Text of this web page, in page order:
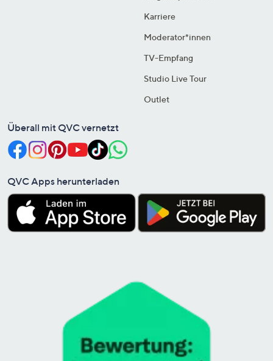
Karriere
Moderator*innen
TV-Empfang
Studio Live Tour
Outlet
Überall mit QVC vernetzt
QVC Apps herunterladen